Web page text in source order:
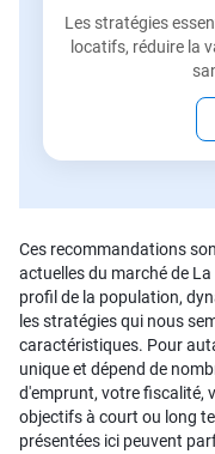
Les stratégies
locatifs, réduire la
Ces recommandations
actuelles du marché de
profil de la population,
les stratégies qui nous
caractéristiques. Pour
unique et dépend de
d'emprunt, votre fiscalité,
objectifs à court ou long
présentées ici peuvent